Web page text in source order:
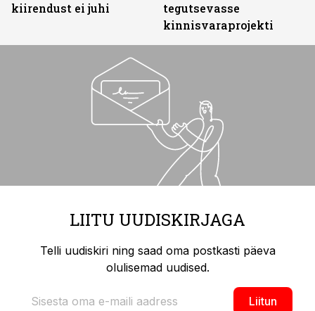
kiirendust ei juhi
tegutsevasse
kinnisvaraprojekti
LIITU UUDISKIRJAGA
Telli uudiskiri ning saad oma postkasti päeva
olulisemad uudised.
Liitun